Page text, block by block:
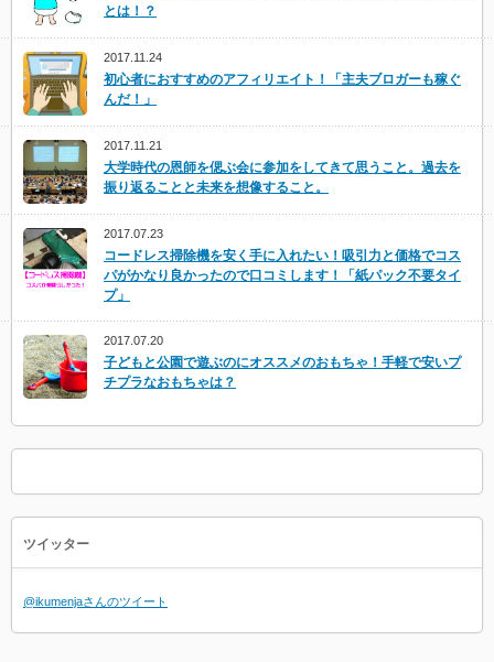
とは！？
2017.11.24
初心者におすすめのアフィリエイト！「主夫ブロガーも稼ぐ
んだ！」
2017.11.21
大学時代の恩師を偲ぶ会に参加をしてきて思うこと。過去を
振り返ることと未来を想像すること。
2017.07.23
コードレス掃除機を安く手に入れたい！吸引力と価格でコス
パがかなり良かったので口コミします！「紙パック不要タイ
プ」
2017.07.20
子どもと公園で遊ぶのにオススメのおもちゃ！手軽で安いプ
チプラなおもちゃは？
ツイッター
@ikumenjaさんのツイート